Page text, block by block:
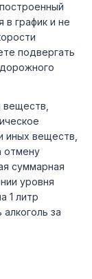
график и не
подвергать
иных веществ,
отмену
суммарная
уровня
1 литр
за